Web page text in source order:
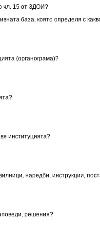
чл. 15 от ЗДОИ?
база, която определя с
(органограма)?
институцията?
наредби, инструкции,
решения?